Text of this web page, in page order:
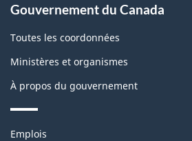
propos
de
ce
Gouvernement du Canada
Toutes les coordonnées
Ministères et organismes
À propos du gouvernement
Thèmes
Emplois